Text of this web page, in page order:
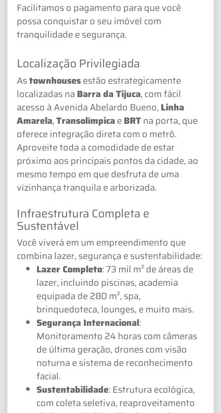
Facilitamos o pagamento para que você
possa conquistar o seu imóvel com
tranquilidade e segurança.
Localização Privilegiada
Astownhousesestão estrategicamente
localizadas na Barra da Tijuca, com fácil
acesso à Avenida Abelardo Bueno, Linha
Amarela,Transolímpicae BRTna porta, que
oferece integração direta com o metrô.
Aproveite toda a comodidade de estar
próximo aos principais pontos da cidade, ao
mesmo tempo em que desfruta de uma
vizinhança tranquila e arborizada.
Infraestrutura Completa e
Sustentável
Você viverá em um empreendimento que
combina lazer, segurança e sustentabilidade:
Lazer Completo: 73 mil m² de áreas de
lazer, incluindo piscinas, academia
equipada de 280 m², spa,
brinquedoteca, lounges, e muito mais.
Segurança Internacional:
Monitoramento 24 horas com câmeras
de última geração, drones com visão
noturna e sistema de reconhecimento
facial.
Sustentabilidade: Estrutura ecológica,
com coleta seletiva, reaproveitamento